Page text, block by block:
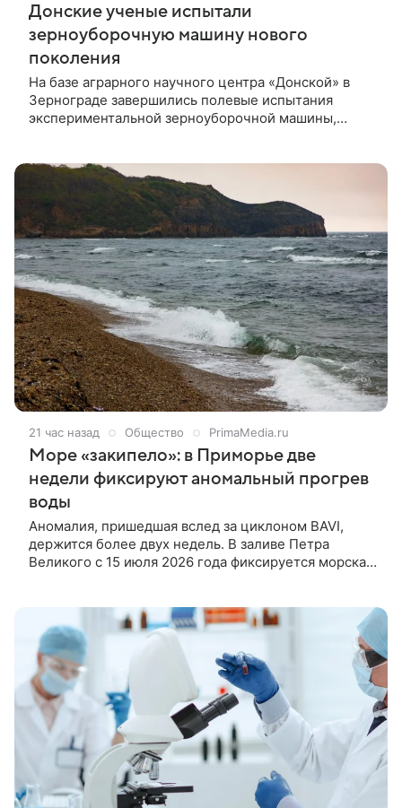
Донские ученые испытали
зерноуборочную машину нового
поколения
На базе аграрного научного центра «Донской» в
Зернограде завершились полевые испытания
экспериментальной зерноуборочной машины,
разработки — метод очеса, при котором отделяется
зерновая часть, а стебли остаются на поле. Это
снижает энергозатраты и открывает новые
возможности для селекции и кормопроизводства.
21 час назад Общество PrimaMedia.ru
Море «закипело»: в Приморье две
недели фиксируют аномальный прогрев
воды
Аномалия, пришедшая вслед за циклоном BAVI,
держится более двух недель. В заливе Петра
Великого с 15 июля 2026 года фиксируется морская
климатическую норму. Особенно сильный прогрев
отмечен в Амурском и Уссурийском заливах, где
интенсивность явления в отдельные дни достигала
высоких категорий. Для отслеживания ситуации
ученые запустили специализированный онлайн-
сервис, сообщает корреспондент ИА PrimaMedia со
ссылкой на Тихоокеанский океанологический
институт ДВО РАН.